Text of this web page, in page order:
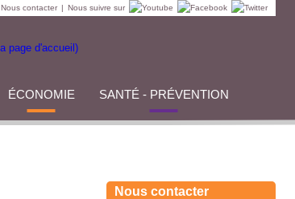
Nous contacter | Nous suivre sur
ÉCONOMIE SANTÉ - PRÉVENTION
Nous contacter